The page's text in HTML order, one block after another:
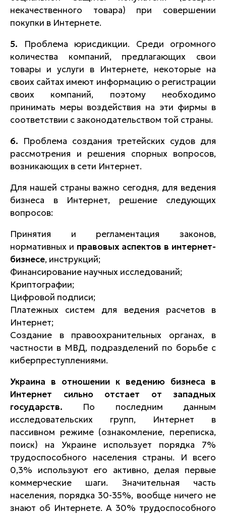
некачественного товара) при совершении
покупки в Интернете.
5. Проблема юрисдикции. Среди огромного
количества компаний, предлагающих свои
товары и услуги в Интернете, некоторые на
своих сайтах имеют информацию о регистрации
своих компаний, поэтому необходимо
принимать меры воздействия на эти фирмы в
соответствии с законодательством той страны.
6. Проблема создания третейских судов для
рассмотрения и решения спорных вопросов,
возникающих в сети Интернет.
Для нашей страны важно сегодня, для ведения
бизнеса в Интернет, решение следующих
вопросов:
Принятия и регламентация законов,
нормативных и правовых аспектов в интернет-
бизнесе, инструкций;
Финансирование научных исследований;
Криптографии;
Цифровой подписи;
Платежных систем для ведения расчетов в
Интернет;
Создание в правоохранительных органах, в
частности в МВД, подразделений по борьбе с
киберпреступлениями.
Украина в отношении к ведению бизнеса в
Интернет сильно отстает от западных
государств. По последним данным
исследовательских групп, Интернет в
пассивном режиме (ознакомление, переписка,
поиск) на Украине использует порядка 7%
трудоспособного населения страны. И всего
0,3% используют его активно, делая первые
коммерческие шаги. Значительная часть
населения, порядка 30-35%, вообще ничего не
знают об Интернете. А 30% трудоспособного